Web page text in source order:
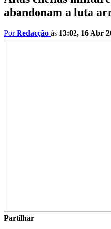
abandonam a luta
PorRedacção ás 13:02, 16 Abr
Partilhar